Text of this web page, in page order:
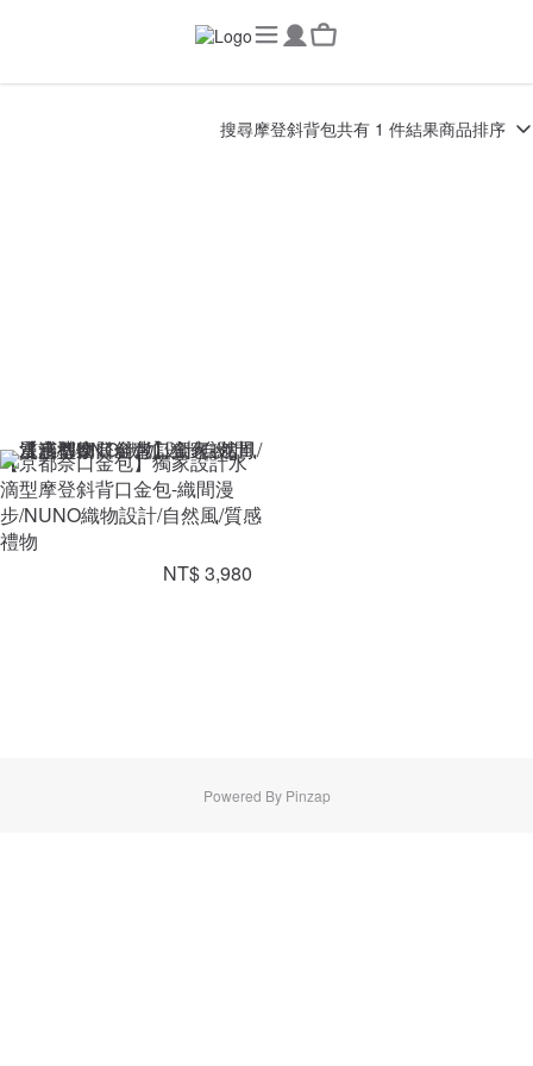
搜尋摩登斜背包共有 1 件結果商品排序
【京都奈口金包】獨家設計水
滴型摩登斜背口金包-織間漫
步/NUNO織物設計/自然風/質感
禮物
NT$ 3,980
Powered By Pinzap